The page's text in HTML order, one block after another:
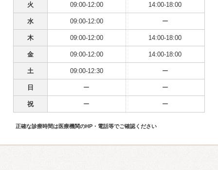
火 09:00-12:00 14:00-18:00
水 09:00-12:00 ー
木 09:00-12:00 14:00-18:00
金 09:00-12:00 14:00-18:00
土 09:00-12:30 ー
日 ー ー
祝 ー ー
正確な診療時間は医療機関のHP・電話等でご確認ください